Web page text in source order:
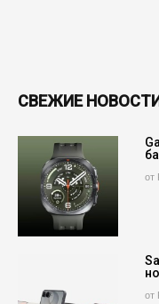
СВЕЖИЕ
от
от